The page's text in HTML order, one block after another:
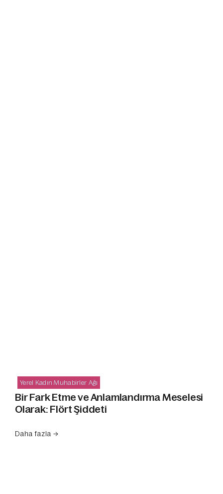
Yerel Kadın Muhabirler Ağı
Bir Fark Etme ve Anlamlandırma Meselesi
Olarak: Flört Şiddeti
Daha fazla →